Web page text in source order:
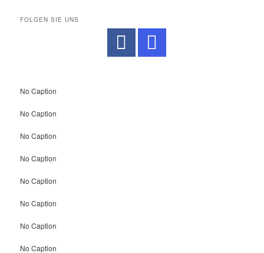
FOLGEN SIE UNS
No Caption
No Caption
No Caption
No Caption
No Caption
No Caption
No Caption
No Caption